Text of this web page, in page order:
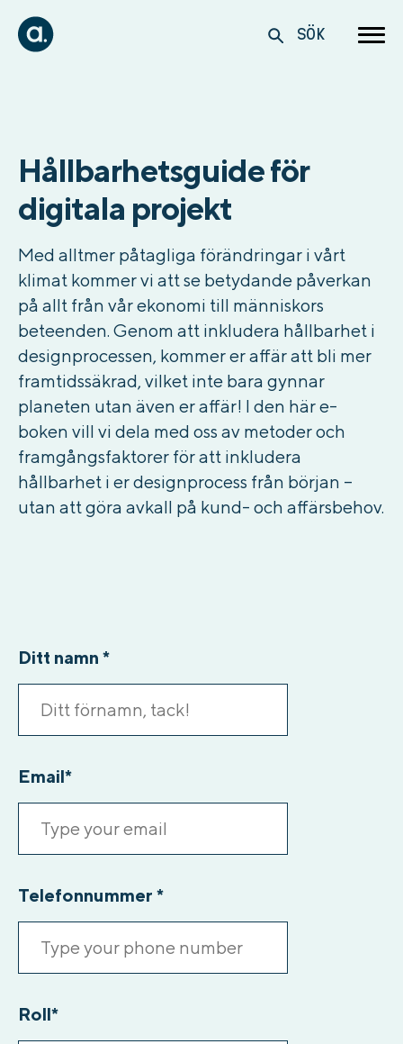
SÖK
Hållbarhetsguide för
digitala projekt ​
Med alltmer påtagliga förändringar i vårt
klimat kommer vi att se betydande påverkan
på allt från vår ekonomi till människors
beteenden. Genom att inkludera hållbarhet i
designprocessen, kommer er affär att bli mer
framtidssäkrad, vilket inte bara gynnar
planeten utan även er affär! I den här e-
boken vill vi dela med oss av metoder och
framgångsfaktorer för att inkludera
hållbarhet i er designprocess från början –
utan att göra avkall på kund- och affärsbehov.
Ditt namn *
Email*
Telefonnummer *
Roll*